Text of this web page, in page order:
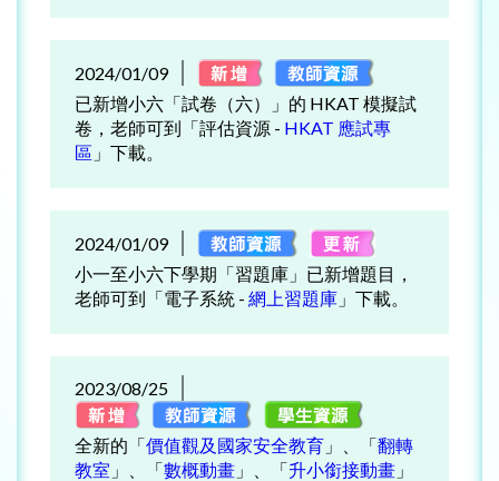
2024/01/09
已新增小六「試卷（六）」的 HKAT 模擬試
卷，老師可到「評估資源 - HKAT 應試專
區 」下載。
2024/01/09
小一至小六下學期「習題庫」已新增題目，
老師可到「電子系統 - 網上習題庫 」下載。
2023/08/25
全新的「價值觀及國家安全教育 」、「翻轉
教室 」、「數概動畫 」、「升小銜接動畫 」